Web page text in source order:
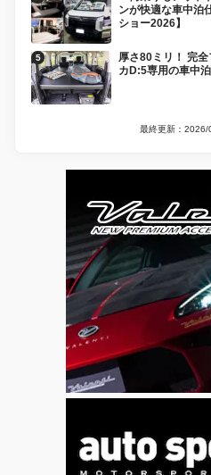
ンが快適な車中泊
ショー2026】
厚さ80ミリ！ 完
カD:5専用の車中
最終更新：